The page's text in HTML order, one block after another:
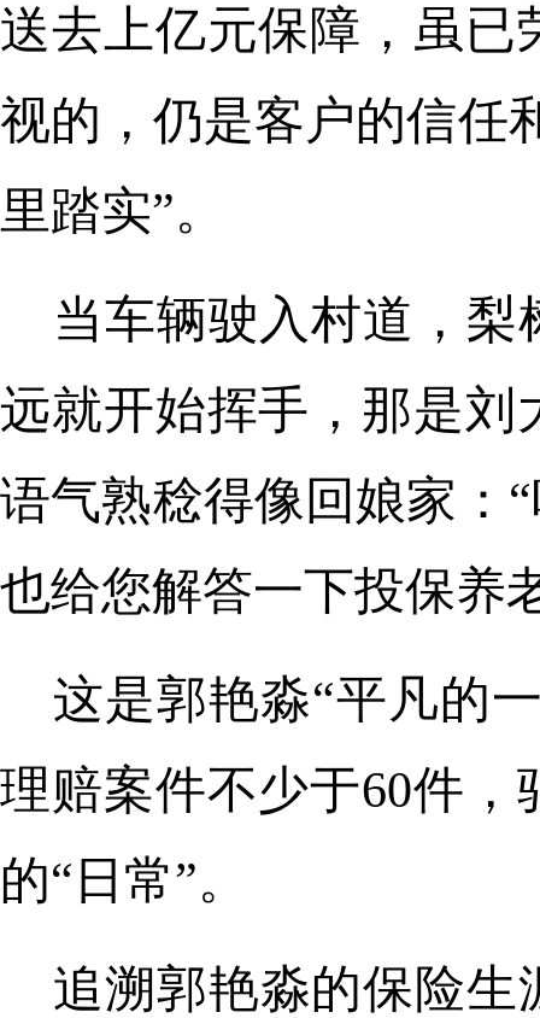
送去上亿元保障，虽
视的，仍是客户的信任
里踏实”。
当车辆驶入村道，
远就开始挥手，那是刘
语气熟稔得像回娘家：
也给您解答一下投保养
这是郭艳淼“平凡的
理赔案件不少于60件
的“日常”。
追溯郭艳淼的保险生